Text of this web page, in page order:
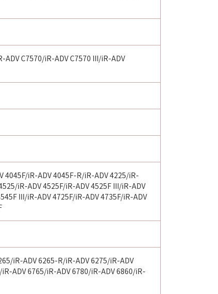
ADV C7570/iR-ADV C7570 III/iR-ADV
4045F/iR-ADV 4045F-R/iR-ADV 4225/iR-
iR-ADV 4525F/iR-ADV 4525F III/iR-ADV
III/iR-ADV 4725F/iR-ADV 4735F/iR-ADV
iR-ADV 6265-R/iR-ADV 6275/iR-ADV
ADV 6765/iR-ADV 6780/iR-ADV 6860/iR-